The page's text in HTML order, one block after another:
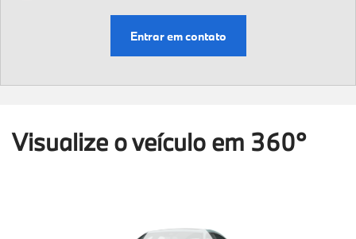
Entrar em contato
Visualize o veículo em 360°